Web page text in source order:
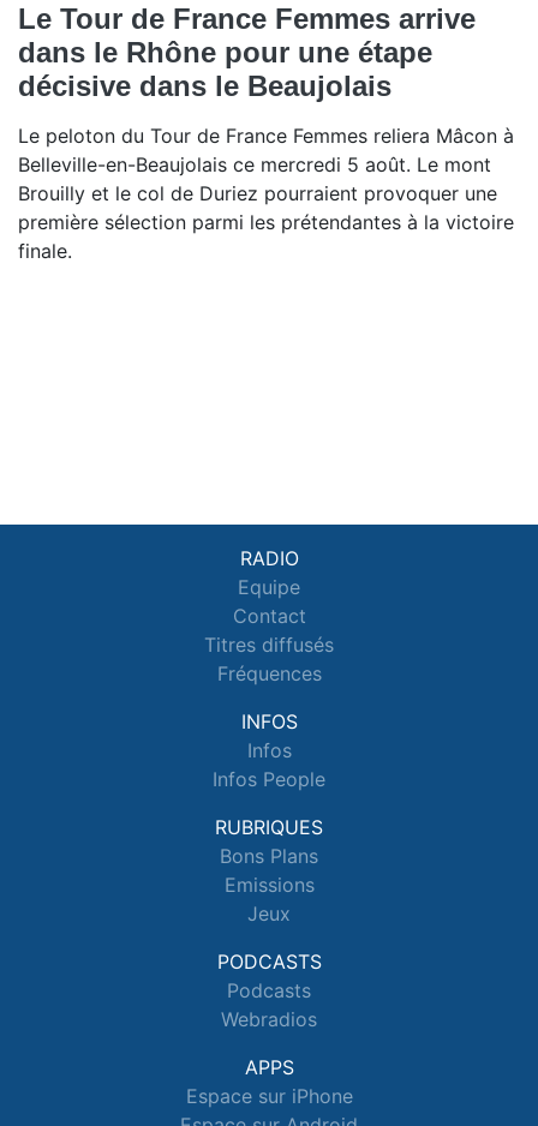
Le Tour de France Femmes arrive
dans le Rhône pour une étape
décisive dans le Beaujolais
Le peloton du Tour de France Femmes reliera Mâcon à
Belleville-en-Beaujolais ce mercredi 5 août. Le mont
Brouilly et le col de Duriez pourraient provoquer une
première sélection parmi les prétendantes à la victoire
finale.
RADIO
Equipe
Contact
Titres diffusés
Fréquences
INFOS
Infos
Infos People
RUBRIQUES
Bons Plans
Emissions
Jeux
PODCASTS
Podcasts
Webradios
APPS
Espace sur iPhone